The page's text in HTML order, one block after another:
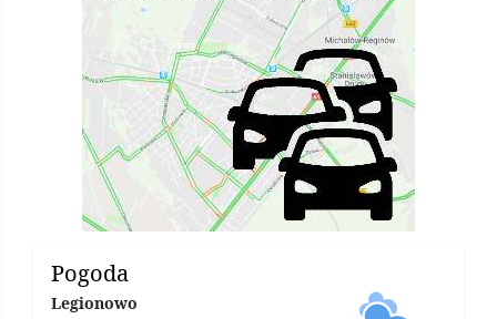
Pogoda
Legionowo